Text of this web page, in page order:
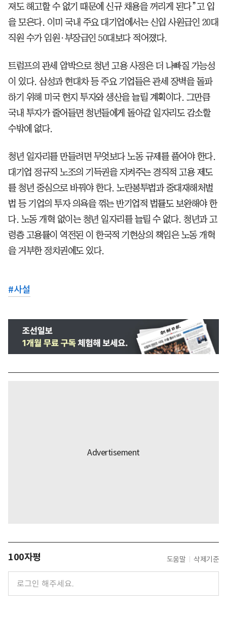
져도 해고할 수 없기 때문에 신규 채용을 꺼리게 된다”고 입
을 모은다. 이미 국내 주요 대기업에서는 신입 사원급인 20대
직원 수가 임원·부장급인 50대보다 적어졌다.
트럼프의 관세 압박으로 청년 고용 사정은 더 나빠질 가능성
이 있다. 삼성과 현대차 등 주요 기업들은 관세 장벽을 돌파
하기 위해 미국 현지 투자와 생산을 늘릴 계획이다. 그만큼
국내 투자가 줄어들면 청년들에게 돌아갈 일자리도 감소할
수밖에 없다.
청년 일자리를 만들려면 무엇보다 노동 규제를 풀어야 한다.
대기업 정규직 노조의 기득권을 지켜주는 경직적 고용 제도
를 청년 중심으로 바꿔야 한다. 노란봉투법과 중대재해처벌
법 등 기업의 투자 의욕을 꺾는 반기업적 법률도 보완해야 한
다. 노동 개혁 없이는 청년 일자리를 늘릴 수 없다. 청년과 고
령층 고용률이 역전된 이 한국적 기현상의 책임은 노동 개혁
을 거부한 정치권에도 있다.
#사설
100자평 도움말 삭제기준